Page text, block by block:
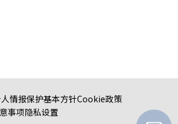
情报保护基本方针Cookie政策
事项隐私设置